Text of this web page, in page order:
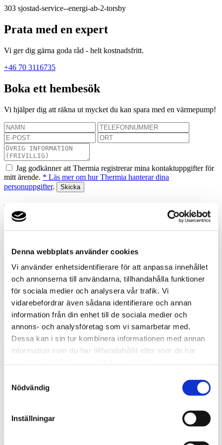
Denna webbplats använder cookies
Vi använder enhetsidentifierare för att anpassa innehållet
och annonserna till användarna, tillhandahålla funktioner
för sociala medier och analysera vår trafik. Vi
vidarebefordrar även sådana identifierare och annan
information från din enhet till de sociala medier och
annons- och analysföretag som vi samarbetar med.
Dessa kan i sin tur kombinera informationen med annan
information som du har tillhandahållit eller som de har
Nödvändig
Inställningar
303 sjostad-service--energi-ab-2-torsby
Prata med en expert
Vi ger dig gärna goda råd - helt kostnadsfritt.
+46 70 3116735
Boka ett hembesök
Vi hjälper dig att räkna ut mycket du kan spara med en värmepump!
Jag godkänner att Thermia registrerar mina kontaktuppgifter för
mitt ärende. * Läs mer om hur Thermia hanterar dina
personuppgifter.
Tack! Vi återkommer snarast.
Misslyckades
Ring oss
Ring oss om du har några frågor!
+46 70 3116735
Prata med en expert
Begär offert
Kontakta mig
Boka hembesök
Ring oss
Prata med en expert
Boka hembesök